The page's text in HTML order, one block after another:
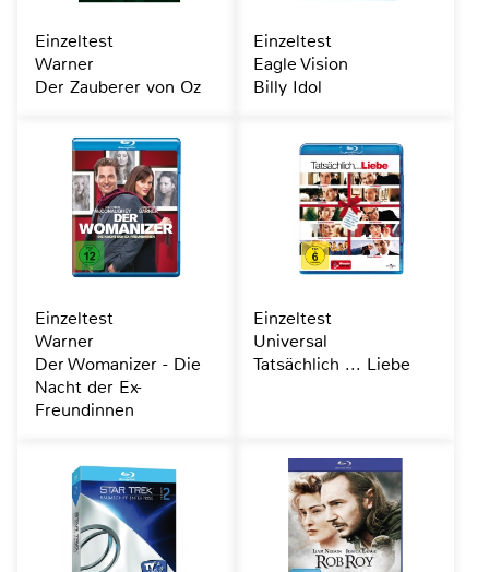
Einzeltest
Warner
Der Zauberer von Oz
Einzeltest
Eagle Vision
Billy Idol
Einzeltest
Warner
Der Womanizer - Die
Nacht der Ex-
Freundinnen
Einzeltest
Universal
Tatsächlich ... Liebe